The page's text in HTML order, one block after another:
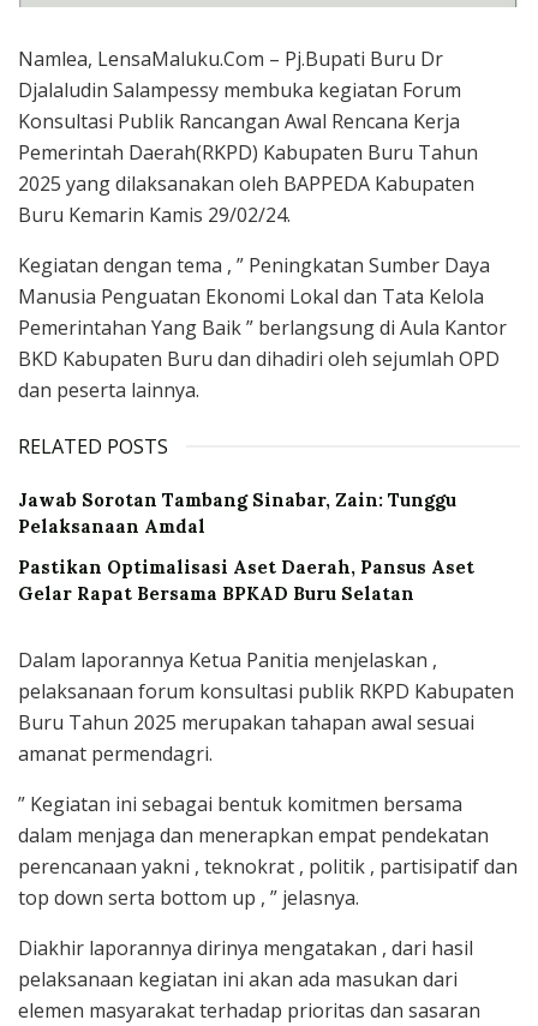
Namlea, LensaMaluku.Com – Pj.Bupati Buru Dr
Djalaludin Salampessy membuka kegiatan Forum
Konsultasi Publik Rancangan Awal Rencana Kerja
Pemerintah Daerah(RKPD) Kabupaten Buru Tahun
2025 yang dilaksanakan oleh BAPPEDA Kabupaten
Buru Kemarin Kamis 29/02/24.
Kegiatan dengan tema , ” Peningkatan Sumber Daya
Manusia Penguatan Ekonomi Lokal dan Tata Kelola
Pemerintahan Yang Baik ” berlangsung di Aula Kantor
BKD Kabupaten Buru dan dihadiri oleh sejumlah OPD
dan peserta lainnya.
RELATED POSTS
Jawab Sorotan Tambang Sinabar, Zain: Tunggu
Pelaksanaan Amdal
Pastikan Optimalisasi Aset Daerah, Pansus Aset
Gelar Rapat Bersama BPKAD Buru Selatan
Dalam laporannya Ketua Panitia menjelaskan ,
pelaksanaan forum konsultasi publik RKPD Kabupaten
Buru Tahun 2025 merupakan tahapan awal sesuai
amanat permendagri.
” Kegiatan ini sebagai bentuk komitmen bersama
dalam menjaga dan menerapkan empat pendekatan
perencanaan yakni , teknokrat , politik , partisipatif dan
top down serta bottom up , ” jelasnya.
Diakhir laporannya dirinya mengatakan , dari hasil
pelaksanaan kegiatan ini akan ada masukan dari
elemen masyarakat terhadap prioritas dan sasaran